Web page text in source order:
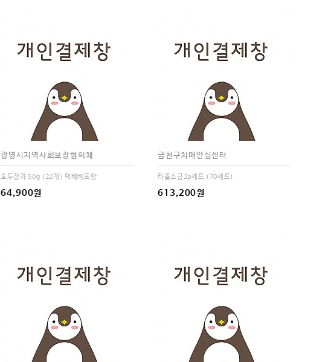
광명시지역사회보장협의체
호두정과 50g (22개) 택배비포함
64,900원
금천구치매안심센터
타올소금2p세트 (70세트)
613,200원